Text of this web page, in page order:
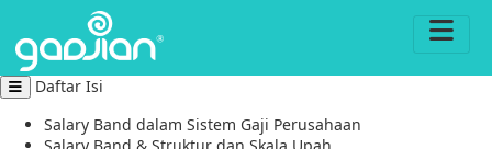
Daftar Isi
Salary Band dalam Sistem Gaji Perusahaan